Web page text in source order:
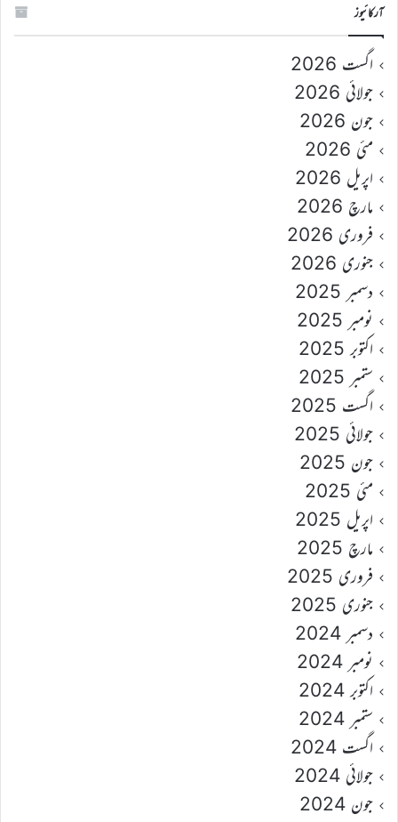
آرکائیوز
اگست 2026
جولائی 2026
جون 2026
مئی 2026
اپریل 2026
مارچ 2026
فروری 2026
جنوری 2026
دسمبر 2025
نومبر 2025
اکتوبر 2025
ستمبر 2025
اگست 2025
جولائی 2025
جون 2025
مئی 2025
اپریل 2025
مارچ 2025
فروری 2025
جنوری 2025
دسمبر 2024
نومبر 2024
اکتوبر 2024
ستمبر 2024
اگست 2024
جولائی 2024
جون 2024